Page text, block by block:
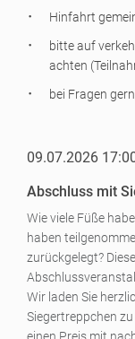
Hinfahrt
bitte auf
achten
bei Fragen
09.07.2026
Abschluss mit
Wie viele Füße
haben
zurückgelegt?
Wir laden Sie
Siegertreppchen